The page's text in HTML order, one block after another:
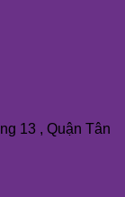
13 , Quận Tân